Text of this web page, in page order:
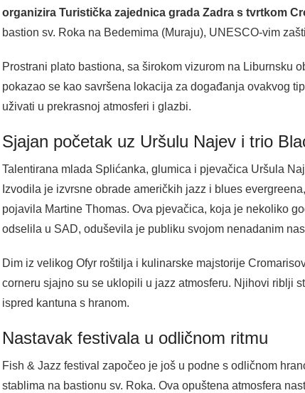
organizira Turistička zajednica grada Zadra s tvrtkom
bastion sv. Roka na Bedemima (Muraju), UNESCO-vim
Prostrani plato bastiona, sa širokom vizurom na Liburnsku
pokazao se kao savršena lokacija za događanja ovakvog
uživati u prekrasnoj atmosferi i glazbi.
Sjajan početak uz Uršulu Najev i trio
Talentirana mlada Splićanka, glumica i pjevačica Uršula
Izvodila je izvrsne obrade američkih jazz i blues
pojavila Martine Thomas. Ova pjevačica, koja je nekoliko
odselila u SAD, oduševila je publiku svojom nenadanim
Dim iz velikog Ofyr roštilja i kulinarske majstorije
corneru sjajno su se uklopili u jazz atmosferu. Njihovi riblji
ispred kantuna s hranom.
Nastavak festivala u odličnom ritmu
Fish & Jazz festival započeo je još u podne s odličnom
stablima na bastionu sv. Roka. Ova opuštena atmosfera